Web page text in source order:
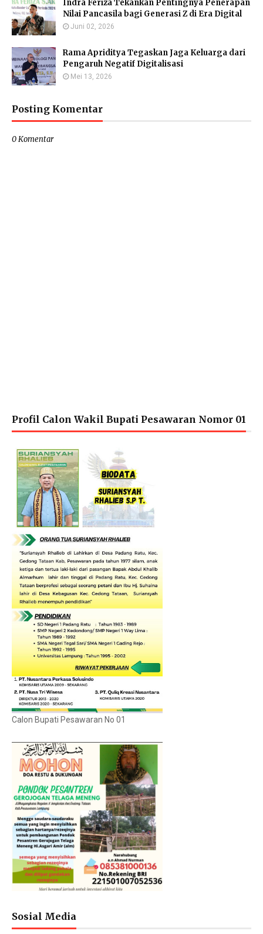
Indra Feriza Tekankan Pentingnya Penerapan
Nilai Pancasila bagi Generasi Z di Era Digital
Juni 02, 2026
Rama Apriditya Tegaskan Jaga Keluarga dari
Pengaruh Negatif Digitalisasi
Mei 13, 2026
Posting Komentar
0 Komentar
Profil Calon Wakil Bupati Pesawaran Nomor 01
Calon Bupati Pesawaran No 01
Sosial Media